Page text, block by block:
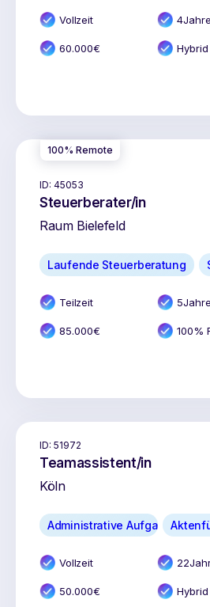
Vollzeit 4Jahr
60.000€ Hybrid
100% Remote
ID: 45053
Steuerberater/in
Raum Bielefeld
Laufende Steuerberatung
Teilzeit 5Jahr
85.000€ 100%
ID: 51972
Teamassistent/in
Köln
Administrative Aufgaben
Vollzeit 22
50.000€ Hybrid